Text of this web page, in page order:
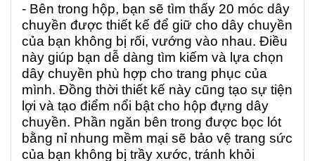
- Bên trong hộp, bạn sẽ tìm thấy 20 móc dây
chuyền được thiết kế để giữ cho dây chuyền
của bạn không bị rối, vướng vào nhau. Điều
này giúp bạn dễ dàng tìm kiếm và lựa chọn
dây chuyền phù hợp cho trang phục của
mình. Đồng thời thiết kế này cũng tạo sự tiện
lợi và tạo điểm nổi bật cho hộp đựng dây
chuyền. Phần ngăn bên trong được bọc lót
bằng nỉ nhung mềm mại sẽ bảo vệ trang sức
của bạn không bị trầy xước, tránh khỏi